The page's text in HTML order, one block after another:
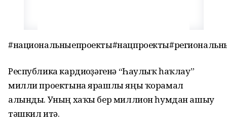
Республика кардиоүҙәгенә “Һаулыҡ һаҡлау”
милли проектына ярашлы яңы ҡорамал
алынды. Уның хаҡы бер миллион һумдан ашыу
тәшкил итә.